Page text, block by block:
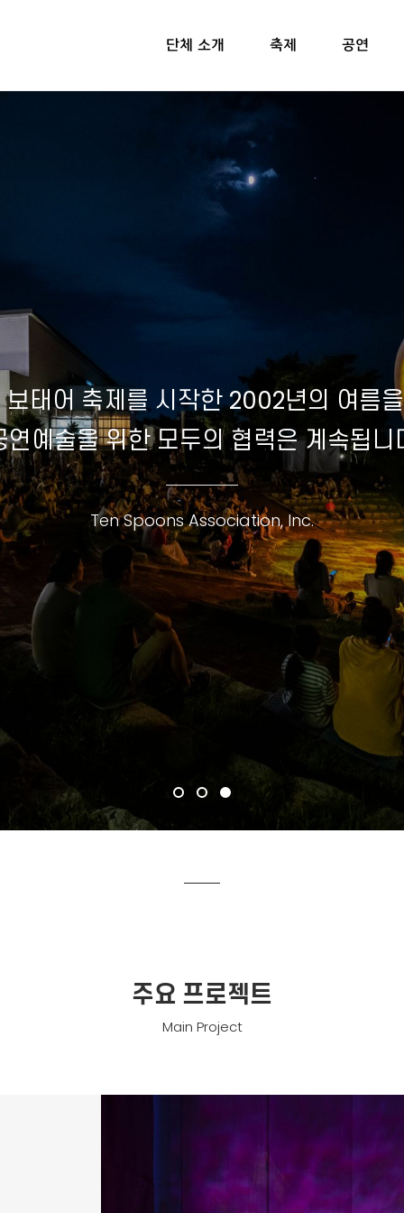
단체 소개 축제 공연
태어 축제를 시작한 2002년의 여름
연예술을 위한 모두의 협력은 계속됩니
Ten Spoons Association, Inc.
주요 프로젝트
Main Project